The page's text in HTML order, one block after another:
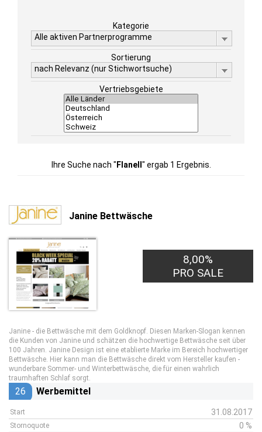
Kategorie
Alle aktiven Partnerprogramme
Sortierung
nach Relevanz (nur Stichwortsuche)
Vertriebsgebiete
Ihre Suche nach " Flanell " ergab 1 Ergebnis.
Janine Bettwäsche
8,00%
PRO SALE
Janine - die Bettwäsche mit dem Goldknopf. Diesen Marken-Slogan kennen
die Kunden von Janine und schätzen die hochwertige Bettwäsche seit über
100 Jahren. Janine Design ist eine etablierte Marke im Bereich hochwertiger
Bettwäsche. Hier kann man die Bettwäsche direkt vom Hersteller kaufen -
wunderbare Sommer- und Winterbettwäsche, die für einen wahrlich
traumhaften Schlaf sorgt.
26 Werbemittel
Start 31.08.2017
Stornoquote 0 %